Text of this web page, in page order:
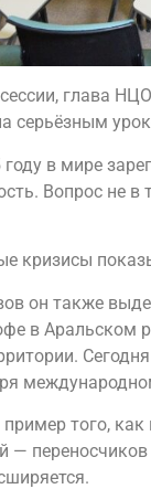
глава
серьёзным
в мире
Вопрос не
кризисы
он также
в Аральском
того,
—